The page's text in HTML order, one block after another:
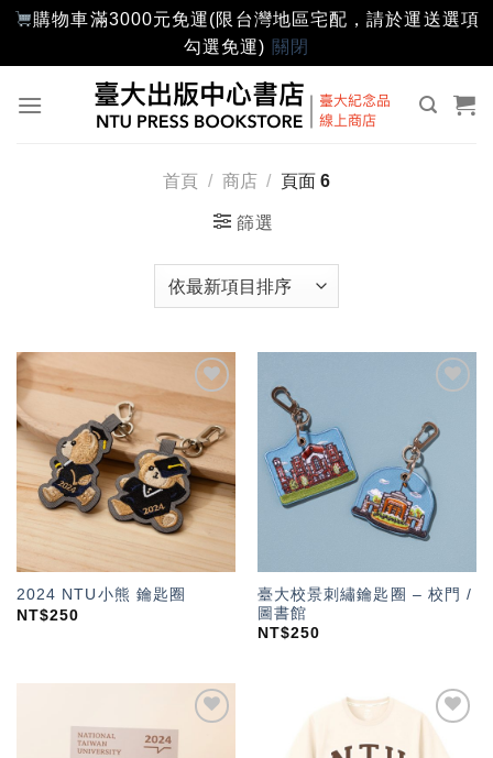
購物車滿3000元免運(限台灣地區宅配，請於運送選項
勾選免運) 關閉
首頁 / 商店 / 頁面 6
篩選
「願
望輕
單」
2024 NTU小熊 鑰匙圈
NT$250
望輕
臺大校景刺繡鑰匙圈 – 校門 /
圖書館
NT$250